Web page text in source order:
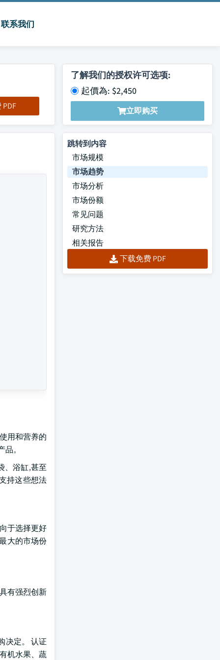
联系我们
了解我们的授权许可选项:
起價為: $2,450
立即购买
用和营养的
。
、浴缸,甚至
持这些想法
于选择更好
大的市场份
有强烈创新
决定。 认证
机水果、蔬
跳转到内容
市场规模
市场趋势
市场分析
市场份额
常见问题
研究方法
相关报告
下载免费 PDF